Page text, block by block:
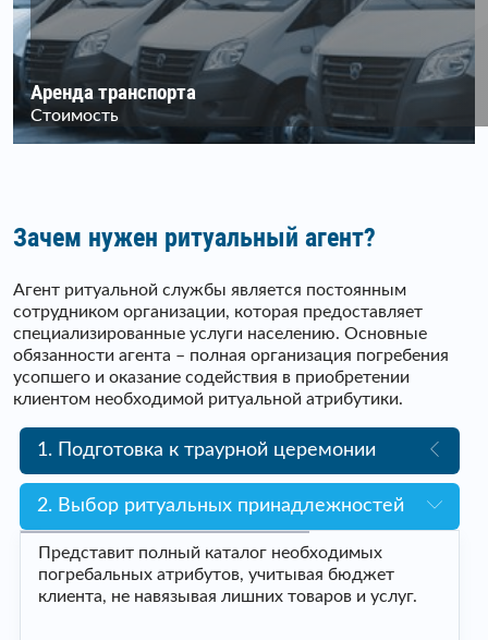
Аренда транспорта
Стоимость
Зачем нужен ритуальный агент?
Агент ритуальной службы является постоянным
сотрудником организации, которая предоставляет
специализированные услуги населению. Основные
обязанности агента – полная организация погребения
усопшего и оказание содействия в приобретении
клиентом необходимой ритуальной атрибутики.
1. Подготовка к траурной церемонии
2. Выбор ритуальных принадлежностей
Представит полный каталог необходимых
погребальных атрибутов, учитывая бюджет
клиента, не навязывая лишних товаров и услуг.